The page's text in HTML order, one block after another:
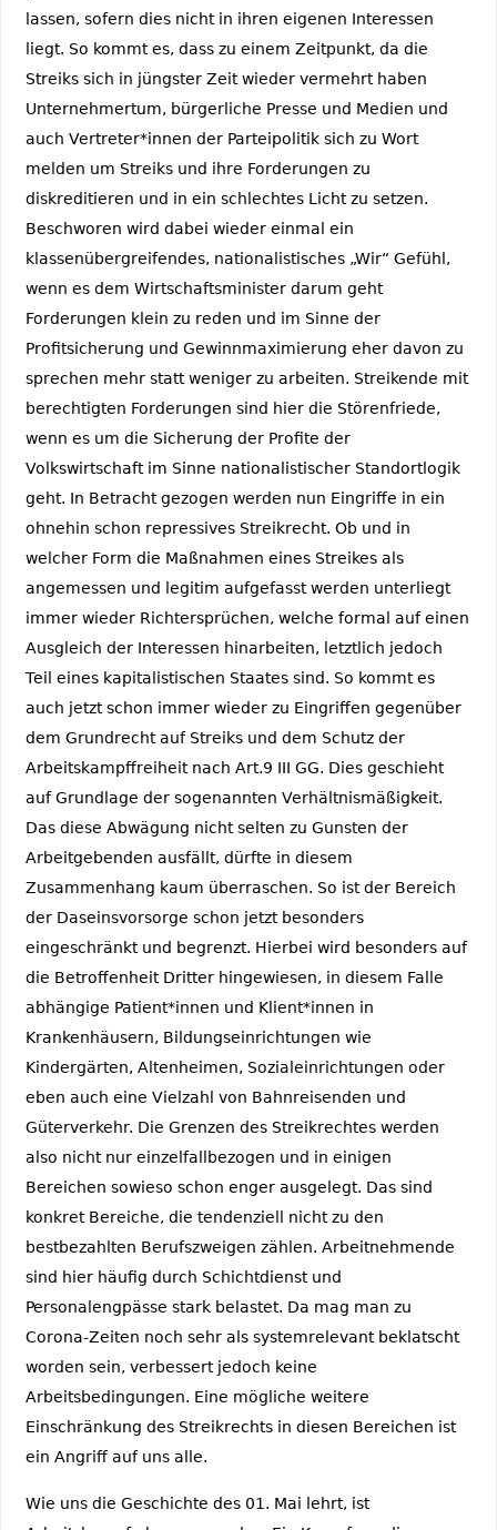
lassen, sofern dies nicht in ihren eigenen Interessen
liegt. So kommt es, dass zu einem Zeitpunkt, da die
Streiks sich in jüngster Zeit wieder vermehrt haben
Unternehmertum, bürgerliche Presse und Medien und
auch Vertreter*innen der Parteipolitik sich zu Wort
melden um Streiks und ihre Forderungen zu
diskreditieren und in ein schlechtes Licht zu setzen.
Beschworen wird dabei wieder einmal ein
klassenübergreifendes, nationalistisches „Wir“ Gefühl,
wenn es dem Wirtschaftsminister darum geht
Forderungen klein zu reden und im Sinne der
Profitsicherung und Gewinnmaximierung eher davon zu
sprechen mehr statt weniger zu arbeiten. Streikende mit
berechtigten Forderungen sind hier die Störenfriede,
wenn es um die Sicherung der Profite der
Volkswirtschaft im Sinne nationalistischer Standortlogik
geht. In Betracht gezogen werden nun Eingriffe in ein
ohnehin schon repressives Streikrecht. Ob und in
welcher Form die Maßnahmen eines Streikes als
angemessen und legitim aufgefasst werden unterliegt
immer wieder Richtersprüchen, welche formal auf einen
Ausgleich der Interessen hinarbeiten, letztlich jedoch
Teil eines kapitalistischen Staates sind. So kommt es
auch jetzt schon immer wieder zu Eingriffen gegenüber
dem Grundrecht auf Streiks und dem Schutz der
Arbeitskampffreiheit nach Art.9 III GG. Dies geschieht
auf Grundlage der sogenannten Verhältnismäßigkeit.
Das diese Abwägung nicht selten zu Gunsten der
Arbeitgebenden ausfällt, dürfte in diesem
Zusammenhang kaum überraschen. So ist der Bereich
der Daseinsvorsorge schon jetzt besonders
eingeschränkt und begrenzt. Hierbei wird besonders auf
die Betroffenheit Dritter hingewiesen, in diesem Falle
abhängige Patient*innen und Klient*innen in
Krankenhäusern, Bildungseinrichtungen wie
Kindergärten, Altenheimen, Sozialeinrichtungen oder
eben auch eine Vielzahl von Bahnreisenden und
Güterverkehr. Die Grenzen des Streikrechtes werden
also nicht nur einzelfallbezogen und in einigen
Bereichen sowieso schon enger ausgelegt. Das sind
konkret Bereiche, die tendenziell nicht zu den
bestbezahlten Berufszweigen zählen. Arbeitnehmende
sind hier häufig durch Schichtdienst und
Personalengpässe stark belastet. Da mag man zu
Corona-Zeiten noch sehr als systemrelevant beklatscht
worden sein, verbessert jedoch keine
Arbeitsbedingungen. Eine mögliche weitere
Einschränkung des Streikrechts in diesen Bereichen ist
ein Angriff auf uns alle.
Wie uns die Geschichte des 01. Mai lehrt, ist